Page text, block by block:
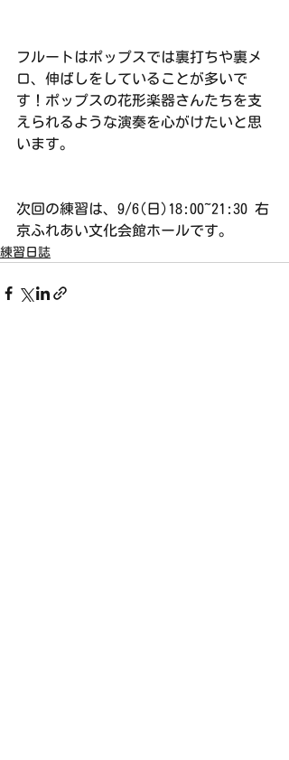
フルートはポップスでは裏打ちや裏メ
ロ、伸ばしをしていることが多いで
す！ポップスの花形楽器さんたちを支
えられるような演奏を心がけたいと思
います。
次回の練習は、9/6(日)18:00~21:30 右
京ふれあい文化会館ホールです。
練習日誌